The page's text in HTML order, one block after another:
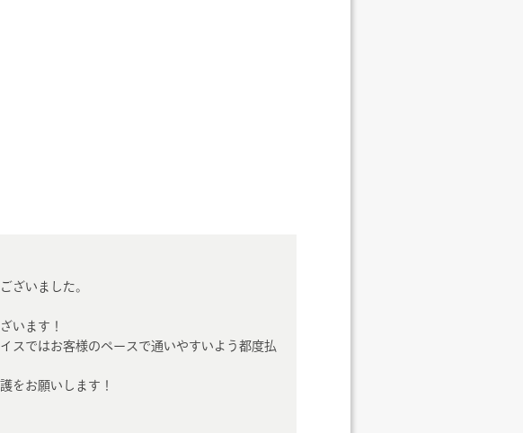
ざいました。
います！
スではお客様のペースで通いやすいよう都度払
をお願いします！